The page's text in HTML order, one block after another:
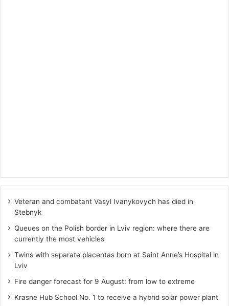
Veteran and combatant Vasyl Ivanykovych has died in
Stebnyk
Queues on the Polish border in Lviv region: where there are
currently the most vehicles
Twins with separate placentas born at Saint Anne’s Hospital in
Lviv
Fire danger forecast for 9 August: from low to extreme
Krasne Hub School No. 1 to receive a hybrid solar power plant